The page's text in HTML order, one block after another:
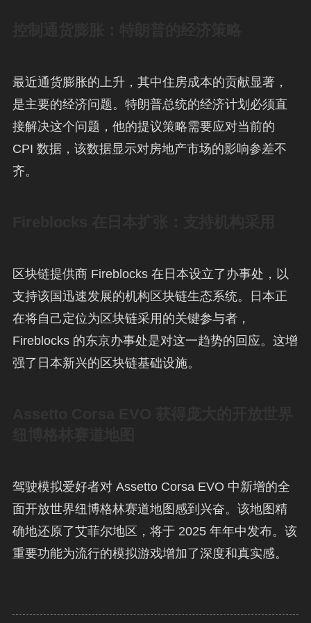
最近通货膨胀的上升，其中住房成本的贡献显著，
是主要的经济问题。特朗普总统的经济计划必须直
接解决这个问题，他的提议策略需要应对当前的
CPI 数据，该数据显示对房地产市场的影响参差不
齐。
区块链提供商 Fireblocks 在日本设立了办事处，以
支持该国迅速发展的机构区块链生态系统。日本正
在将自己定位为区块链采用的关键参与者，
Fireblocks 的东京办事处是对这一趋势的回应。这增
强了日本新兴的区块链基础设施。
驾驶模拟爱好者对 Assetto Corsa EVO 中新增的全
面开放世界纽博格林赛道地图感到兴奋。该地图精
确地还原了艾菲尔地区，将于 2025 年年中发布。该
重要功能为流行的模拟游戏增加了深度和真实感。